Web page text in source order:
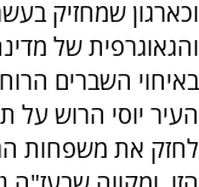
וכארגון שמחזיק
והגאוגרפית של
באיחוי השברים
העיר יוסי הרוש על
לחזק את משפחות